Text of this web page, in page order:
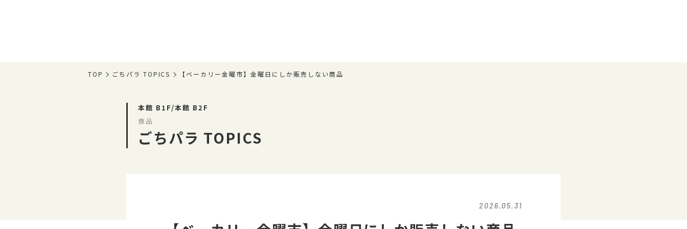
TOP ごちパラ TOPICS 【ベーカリー金曜市】金曜日にしか販売しない商品
本館 B1F/本館 B2F
食品
ごちパラ TOPICS
2026.05.31